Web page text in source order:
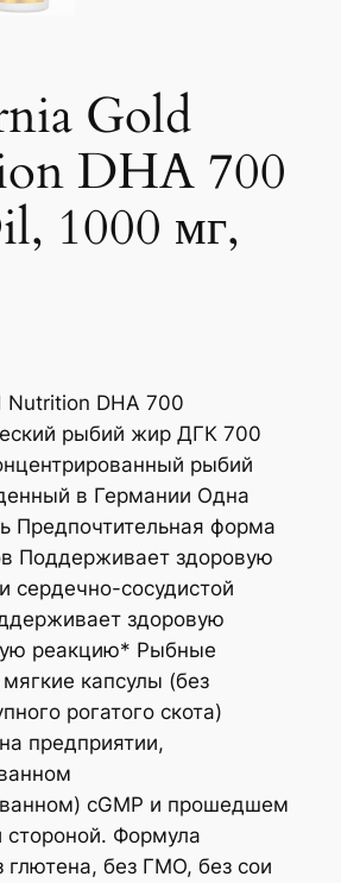
Gold
DHA 700
1000 мг,
Nutrition DHA 700
рыбий жир ДГК 700
рыбий
в Германии Одна
Предпочтительная форма
Поддерживает здоровую
сердечно-сосудистой
здоровую
реакцию* Рыбные
капсулы (без
рогатого скота)
предприятии,
cGMP и прошедшем
стороной. Формула
глютена, без ГМО, без сои